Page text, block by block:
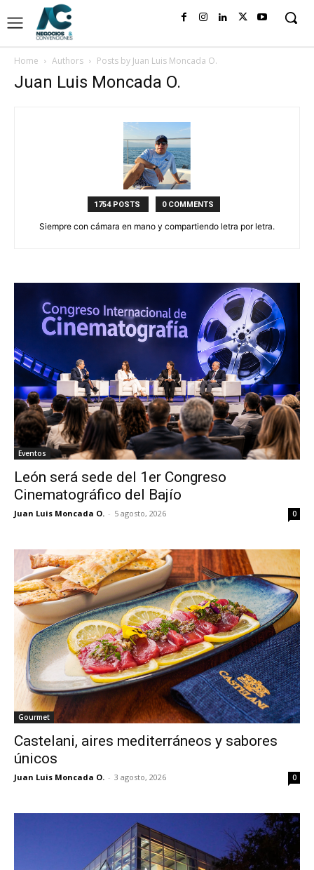
Home Authors Posts by Juan Luis Moncada O.
Juan Luis Moncada O.
1754 POSTS 0 COMMENTS
Siempre con cámara en mano y compartiendo letra por letra.
Eventos
León será sede del 1er Congreso
Cinematográfico del Bajío
Juan Luis Moncada O. - 5 agosto, 2026 0
Gourmet
Castelani, aires mediterráneos y sabores
únicos
Juan Luis Moncada O. - 3 agosto, 2026 0